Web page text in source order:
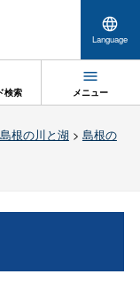
Language
検索 メニュー
島根の川と湖 > 島根の